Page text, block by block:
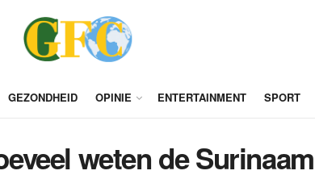
GEZONDHEID OPINIE ENTERTAINMENT SPORT
weten de